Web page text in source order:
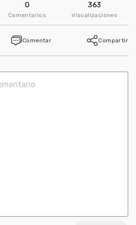
0
Comentarios
363
Visualizaciones
Comentar Compartir